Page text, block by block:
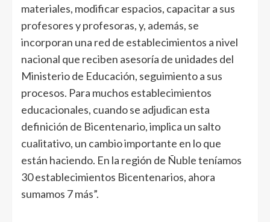
materiales, modificar espacios, capacitar a sus
profesores y profesoras, y, además, se
incorporan una red de establecimientos a nivel
nacional que reciben asesoría de unidades del
Ministerio de Educación, seguimiento a sus
procesos. Para muchos establecimientos
educacionales, cuando se adjudican esta
definición de Bicentenario, implica un salto
cualitativo, un cambio importante en lo que
están haciendo. En la región de Ñuble teníamos
30 establecimientos Bicentenarios, ahora
sumamos 7 más”.